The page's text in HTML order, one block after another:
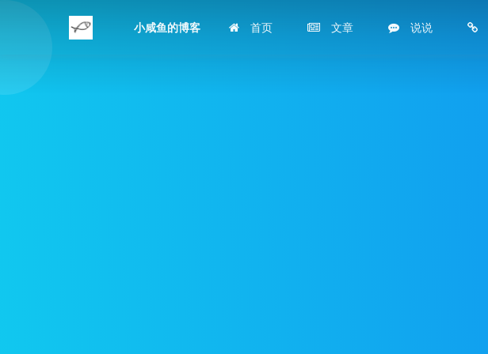
小咸鱼的博客 首页 文章 说说